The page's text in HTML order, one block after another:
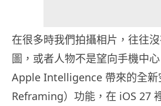
在很多時我們拍攝相片，往往
圖，或者人物不是望向手機中
Apple Intelligence 帶來的全新
Reframing）功能，在 iOS 27